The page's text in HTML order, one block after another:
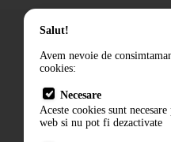
Cum comand
Livrare
Contact
Salut!
Avem nevoie de
cookies:
Necesare
Aceste cookies sunt
web si nu pot fi dezactivate